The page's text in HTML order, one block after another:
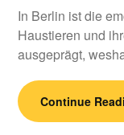
In Berlin ist die
Haustieren und
ausgeprägt,
Continue